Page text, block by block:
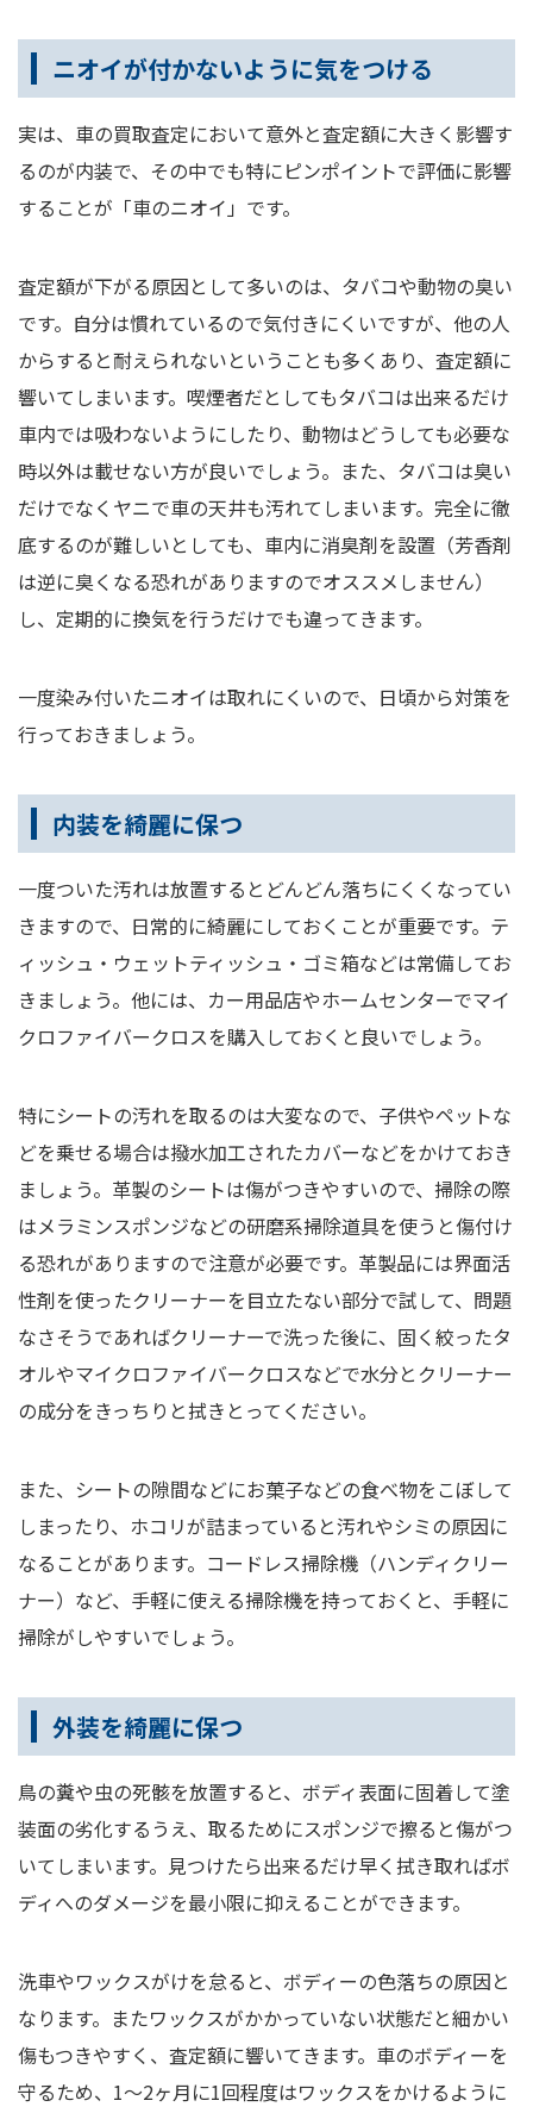
ニオイが付かないように気をつける
実は、車の買取査定において意外と査定額に大きく影響す
るのが内装で、その中でも特にピンポイントで評価に影響
することが「車のニオイ」です。
査定額が下がる原因として多いのは、タバコや動物の臭い
です。自分は慣れているので気付きにくいですが、他の人
からすると耐えられないということも多くあり、査定額に
響いてしまいます。喫煙者だとしてもタバコは出来るだけ
車内では吸わないようにしたり、動物はどうしても必要な
時以外は載せない方が良いでしょう。また、タバコは臭い
だけでなくヤニで車の天井も汚れてしまいます。完全に徹
底するのが難しいとしても、車内に消臭剤を設置（芳香剤
は逆に臭くなる恐れがありますのでオススメしません）
し、定期的に換気を行うだけでも違ってきます。
一度染み付いたニオイは取れにくいので、日頃から対策を
行っておきましょう。
内装を綺麗に保つ
一度ついた汚れは放置するとどんどん落ちにくくなってい
きますので、日常的に綺麗にしておくことが重要です。テ
ィッシュ・ウェットティッシュ・ゴミ箱などは常備してお
きましょう。他には、カー用品店やホームセンターでマイ
クロファイバークロスを購入しておくと良いでしょう。
特にシートの汚れを取るのは大変なので、子供やペットな
どを乗せる場合は撥水加工されたカバーなどをかけておき
ましょう。革製のシートは傷がつきやすいので、掃除の際
はメラミンスポンジなどの研磨系掃除道具を使うと傷付け
る恐れがありますので注意が必要です。革製品には界面活
性剤を使ったクリーナーを目立たない部分で試して、問題
なさそうであればクリーナーで洗った後に、固く絞ったタ
オルやマイクロファイバークロスなどで水分とクリーナー
の成分をきっちりと拭きとってください。
また、シートの隙間などにお菓子などの食べ物をこぼして
しまったり、ホコリが詰まっていると汚れやシミの原因に
なることがあります。コードレス掃除機（ハンディクリー
ナー）など、手軽に使える掃除機を持っておくと、手軽に
掃除がしやすいでしょう。
外装を綺麗に保つ
鳥の糞や虫の死骸を放置すると、ボディ表面に固着して塗
装面の劣化するうえ、取るためにスポンジで擦ると傷がつ
いてしまいます。見つけたら出来るだけ早く拭き取ればボ
ディへのダメージを最小限に抑えることができます。
洗車やワックスがけを怠ると、ボディーの色落ちの原因と
なります。またワックスがかかっていない状態だと細かい
傷もつきやすく、査定額に響いてきます。車のボディーを
守るため、1～2ヶ月に1回程度はワックスをかけるように